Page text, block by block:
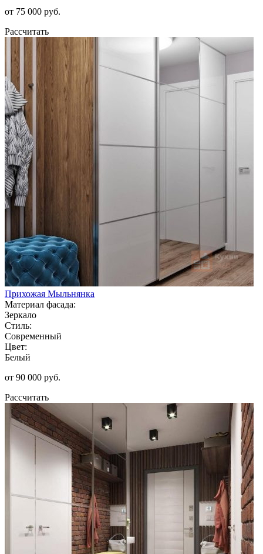
от 75 000 руб.
Рассчитать
Прихожая Мыльнянка
Материал фасада:
Зеркало
Стиль:
Современный
Цвет:
Белый
от 90 000 руб.
Рассчитать